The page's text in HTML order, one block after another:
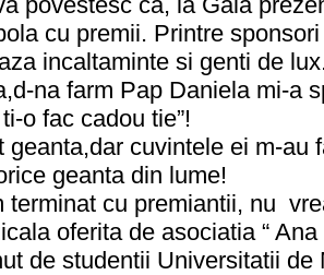
cu premii. Printre
incaltaminte si genti de
na farm Pap Daniela mi-a
o fac cadou tie”!
geanta,dar cuvintele ei m-au
geanta din lume!
terminat cu premiantii, nu
oferita de asociatia “
de studentii Universitatii de